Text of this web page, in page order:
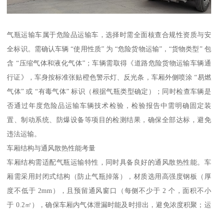
气瓶运输车属于危险品运输车，选择时需全面核查合规性资质与安
全标识。需确认车辆 “使用性质” 为 “危险货物运输”，“货物类型” 包
含 “压缩气体和液化气体”；车辆需取得《道路危险货物运输车辆通
行证》，车身按标准张贴橙色警示灯、反光条，车厢外侧喷涂 “易燃
气体” 或 “有毒气体” 标识（根据气瓶类型确定）；同时检查车辆是
否通过年度危险品运输车辆技术检验，检验报告中需明确固定装
置、制动系统、防爆设备等项目的检测结果，确保全部达标，避免
违法运输。​
车厢结构与通风散热性能考量​
车厢结构需适配气瓶运输特性，同时具备良好的通风散热性能。车
厢需采用封闭式结构（防止气瓶掉落），材质选用高强度钢板（厚
度不低于 2mm），且预留通风窗口（每侧不少于 2 个，面积不小
于 0.2㎡），确保车厢内气体泄漏时能及时排出，避免浓度积聚；运